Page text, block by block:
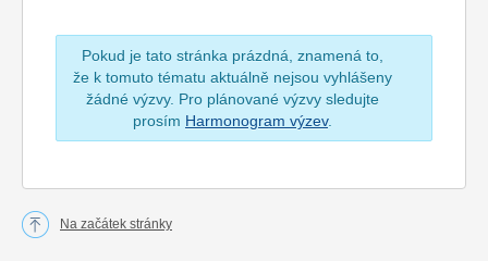
Pokud je tato stránka prázdná, znamená to,
že k tomuto tématu aktuálně nejsou vyhlášeny
žádné výzvy. Pro plánované výzvy sledujte
prosím Harmonogram výzev.
Na začátek stránky